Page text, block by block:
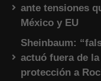
ante tensiones
México y EU
Sheinbaum:
actuó fuera de
protección a